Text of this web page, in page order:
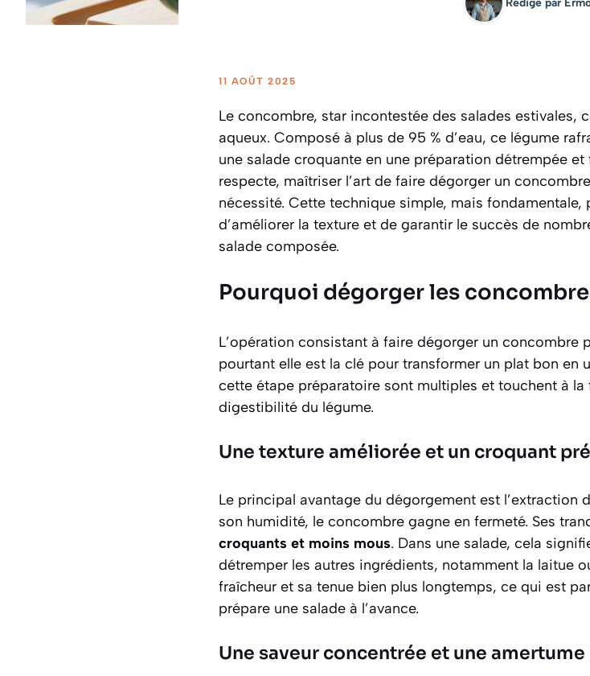
Rédigé par
11 AOÛT 2025
Le concombre, star incontestée des salades estivales,
aqueux. Composé à plus de 95 % d’eau, ce légume
une salade croquante en une préparation détrempée
respecte, maîtriser l’art de faire dégorger un
nécessité. Cette technique simple, mais fondamentale,
d’améliorer la texture et de garantir le succès de
salade composée.
Pourquoi dégorger les
L’opération consistant à faire dégorger un concombre
pourtant elle est la clé pour transformer un plat bon en
cette étape préparatoire sont multiples et touchent à
digestibilité du légume.
Une texture améliorée et un croquant
Le principal avantage du dégorgement est l’extraction
son humidité, le concombre gagne en fermeté. Ses
croquants et moins mous. Dans une salade, cela
détremper les autres ingrédients, notamment la laitue
fraîcheur et sa tenue bien plus longtemps, ce qui est
prépare une salade à l’avance.
Une saveur concentrée et une